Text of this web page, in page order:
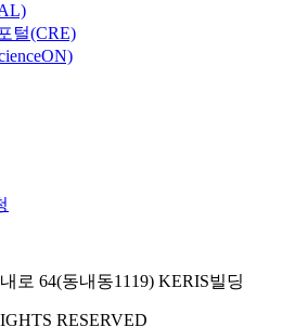
털(CRE)
로 64(동내동1119) KERIS빌딩
RESERVED